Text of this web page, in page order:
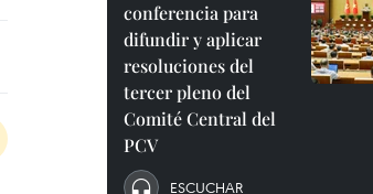
conferencia para
difundir y aplicar
resoluciones del
tercer pleno del
Comité Central del
PCV
ESCUCHAR